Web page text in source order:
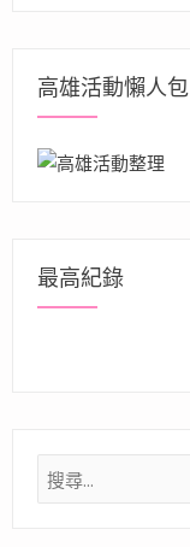
高雄活動懶人包
最高紀錄
搜
尋